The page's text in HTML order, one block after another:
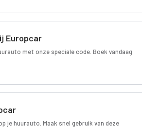
Europcar
met onze speciale code. Boek vandaag
je huurauto. Maak snel gebruik van deze